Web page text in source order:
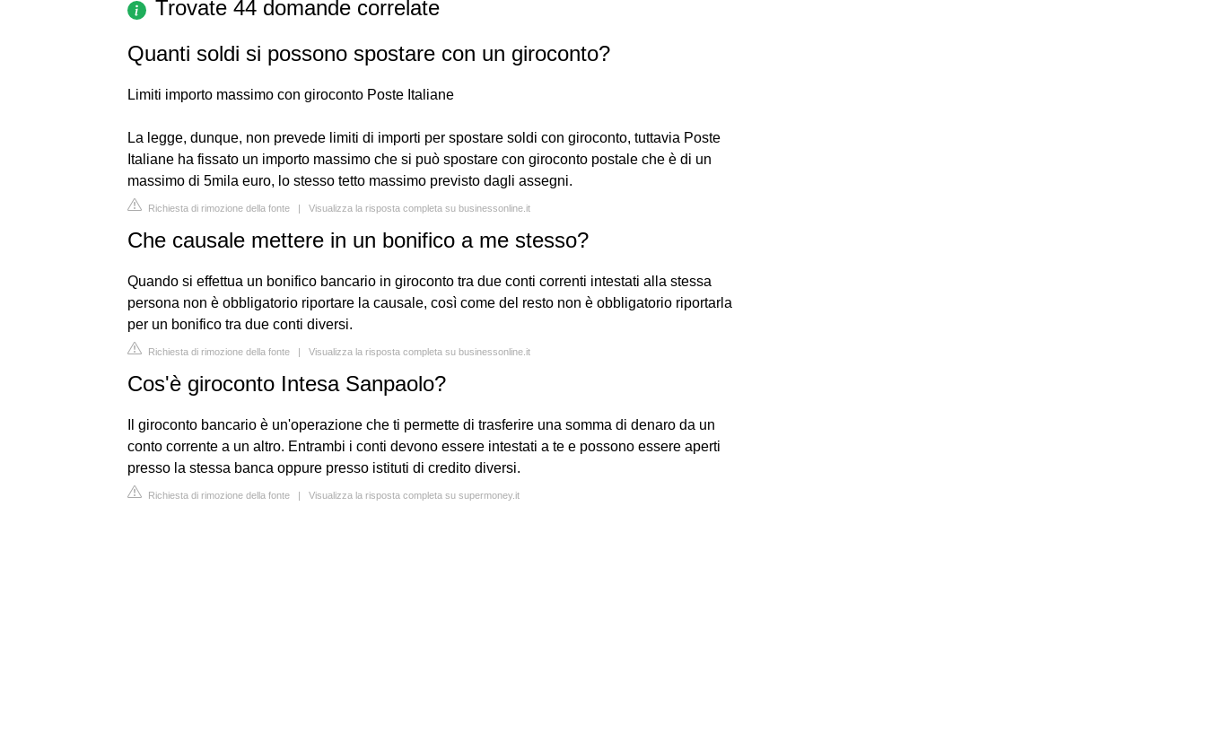
Trovate 44 domande correlate
Quanti soldi si possono spostare con un giroconto?
Limiti importo massimo con giroconto Poste Italiane
La legge, dunque, non prevede limiti di importi per spostare soldi con giroconto, tuttavia Poste
Italiane ha fissato un importo massimo che si può spostare con giroconto postale che è di un
massimo di 5mila euro, lo stesso tetto massimo previsto dagli assegni.
Richiesta di rimozione della fonte | Visualizza la risposta completa su businessonline.it
Che causale mettere in un bonifico a me stesso?
Quando si effettua un bonifico bancario in giroconto tra due conti correnti intestati alla stessa
persona non è obbligatorio riportare la causale, così come del resto non è obbligatorio riportarla
per un bonifico tra due conti diversi.
Richiesta di rimozione della fonte | Visualizza la risposta completa su businessonline.it
Cos'è giroconto Intesa Sanpaolo?
Il giroconto bancario è un'operazione che ti permette di trasferire una somma di denaro da un
conto corrente a un altro. Entrambi i conti devono essere intestati a te e possono essere aperti
presso la stessa banca oppure presso istituti di credito diversi.
Richiesta di rimozione della fonte | Visualizza la risposta completa su supermoney.it